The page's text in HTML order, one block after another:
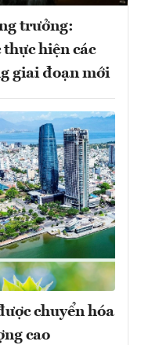
trưởng:
hiện các
giai đoạn mới
chuyển hóa
cao